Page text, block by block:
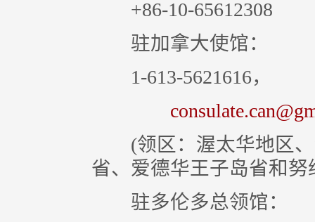
+86-10-65612308
驻加拿大使馆：
1-613-5621616，
(领区：渥太华地区、
省、爱德华王子岛省和努
驻多伦多总领馆：